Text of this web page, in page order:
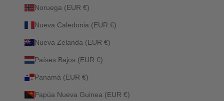
Noruega (EUR €)
Nueva Caledonia (EUR €)
Nueva Zelanda (EUR €)
Países Bajos (EUR €)
Panamá (EUR €)
Papúa Nueva Guinea (EUR €)